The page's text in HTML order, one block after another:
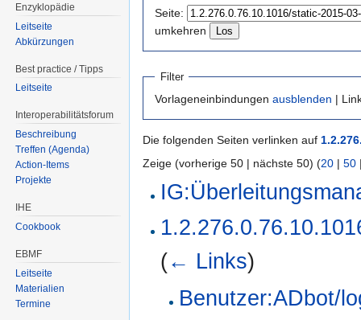
Seite:
umkehren
Filter
Vorlageneinbindungen ausblenden |
Die folgenden Seiten verlinken auf
Zeige (vorherige 50 | nächste 50) (20 | 50
(← Links)
Benutzer:ADbot/
Enzyklopädie
Leitseite
Abkürzungen
Best practice / Tipps
Leitseite
Interoperabilitätsforum
Beschreibung
Treffen (Agenda)
Action-Items
Projekte
IHE
Cookbook
EBMF
Leitseite
Materialien
Termine